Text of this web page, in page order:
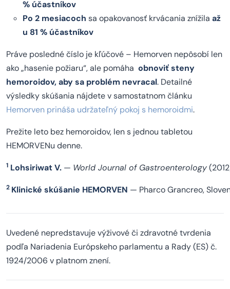
% účastníkov
Po 2 mesiacoch sa opakovanosť krvácania znížila až
u 81 % účastníkov
Práve posledné číslo je kľúčové – Hemorven nepôsobí len
ako „hasenie požiaru“, ale pomáha obnoviť steny
hemoroidov, aby sa problém nevracal. Detailné
výsledky skúšania nájdete v samostatnom článku
Hemorven prináša udržateľný pokoj s hemoroidmi.
Prežite leto bez hemoroidov, len s jednou tabletou
HEMORVENu denne.
1 Lohsiriwat V. — World Journal of Gastroenterology
2 Klinické skúšanie HEMORVEN — Pharco Grancreo,
Uvedené nepredstavuje výživové či zdravotné tvrdenia
podľa Nariadenia Európskeho parlamentu a Rady (ES) č.
1924/2006 v platnom znení.